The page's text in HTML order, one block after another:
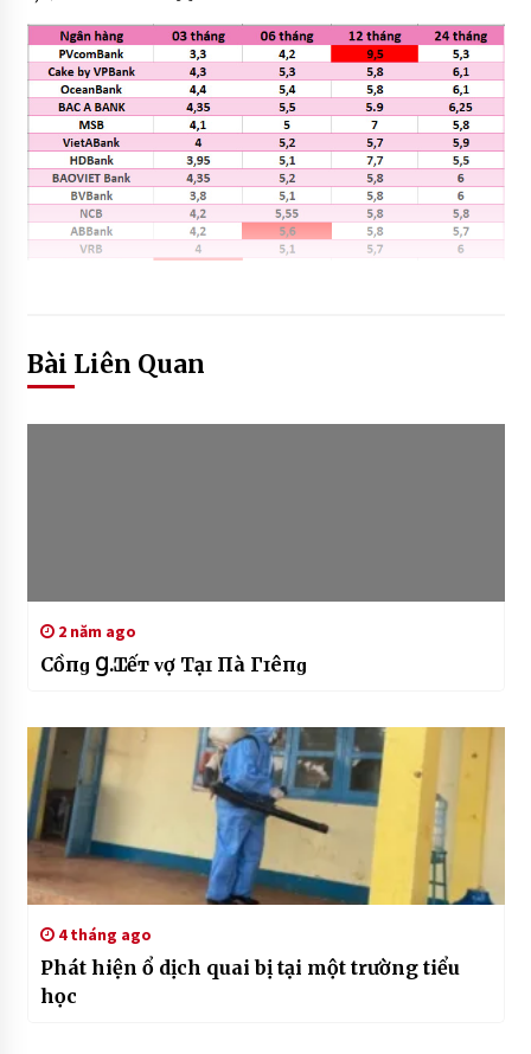
Bài Liên Quan
2 năm ago
Сһồпɡ Ɡ.Ɪếт ᴠợ Тạɪ Пһà Гɪêпɡ
4 tháng ago
Phát hiện ổ dịch quai bị tại một trường tiểu
học